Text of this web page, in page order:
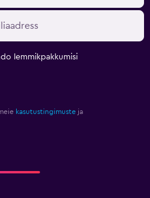
lemmikpakkumisi
kasutustingimuste ja